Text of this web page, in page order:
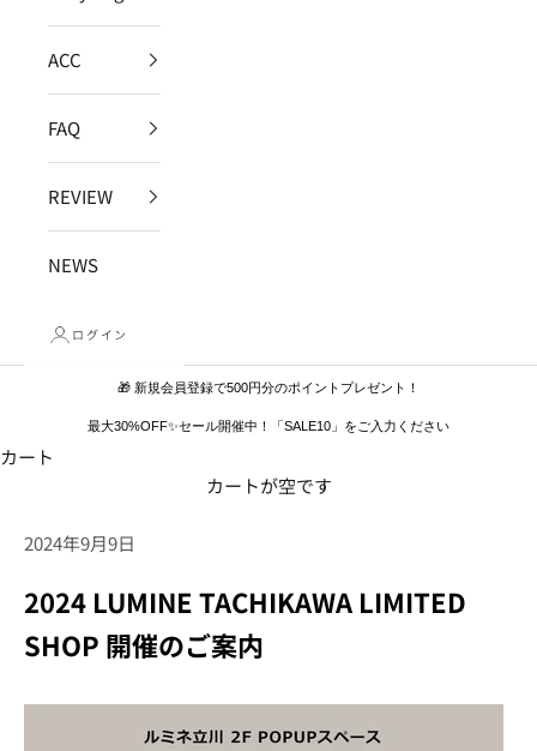
ACC
FAQ
REVIEW
NEWS
ログイン
🎁 新規会員登録で500円分のポイントプレゼント！
最大30%OFF✨セール開催中！「SALE10」をご入力ください
カート
カートが空です
2024年9月9日
2024 LUMINE TACHIKAWA LIMITED
SHOP 開催のご案内